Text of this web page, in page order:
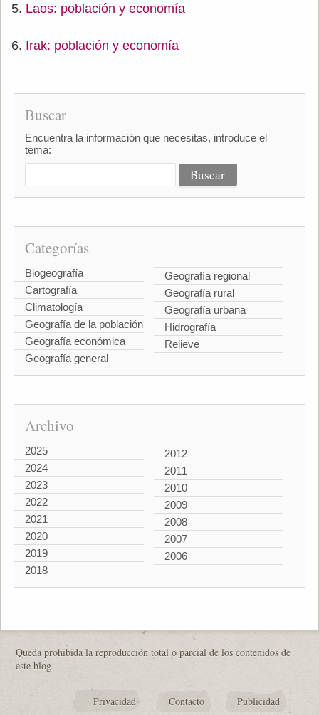
Laos: población y economía
Irak: población y economía
Buscar
Encuentra la información que necesitas, introduce el
tema:
Categorías
Biogeografía
Cartografía
Climatología
Geografía de la población
Geografía económica
Geografía general
Geografía regional
Geografía rural
Geografía urbana
Hidrografía
Relieve
Archivo
2025
2024
2023
2022
2021
2020
2019
2018
2012
2011
2010
2009
2008
2007
2006
Queda prohibida la reproducción total o parcial de los contenidos de
este blog
Privacidad Contacto Publicidad